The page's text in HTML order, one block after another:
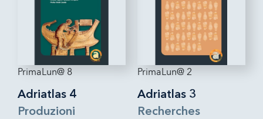
PrimaLun@ 8
Adriatlas 4
Produzioni
PrimaLun@ 2
Adriatlas 3
Recherches